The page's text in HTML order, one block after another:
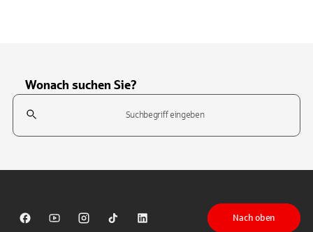
Wonach suchen Sie?
Suchfeld
Sparkasse auf Facebook
Sparkasse auf Youtube
Sparkasse auf Instagram
Sparkasse auf TikTok
Sparkasse auf LinkedIn
Nach oben